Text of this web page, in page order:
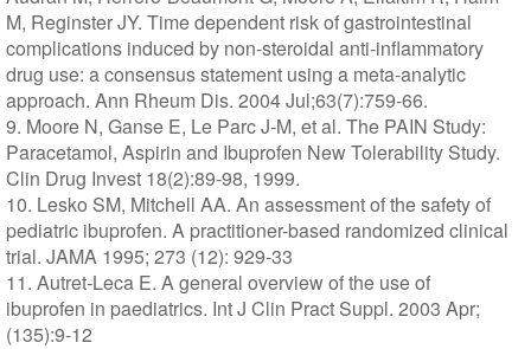
M, Reginster JY. Time dependent risk of gastrointestinal
complications induced by non-steroidal anti-inflammatory
drug use: a consensus statement using a meta-analytic
approach. Ann Rheum Dis. 2004 Jul;63(7):759-66.
9. Moore N, Ganse E, Le Parc J-M, et al. The PAIN Study:
Paracetamol, Aspirin and Ibuprofen New Tolerability Study.
Clin Drug Invest 18(2):89-98, 1999.
10. Lesko SM, Mitchell AA. An assessment of the safety of
pediatric ibuprofen. A practitioner-based randomized clinical
trial. JAMA 1995; 273 (12): 929-33
11. Autret-Leca E. A general overview of the use of
ibuprofen in paediatrics. Int J Clin Pract Suppl. 2003 Apr;
(135):9-12